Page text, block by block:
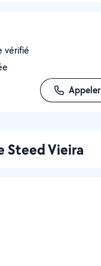
vérifié
Appeler
Steed Vieira